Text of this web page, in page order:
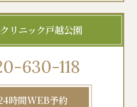
リニック戸越公園
630-118
時間WEB予約